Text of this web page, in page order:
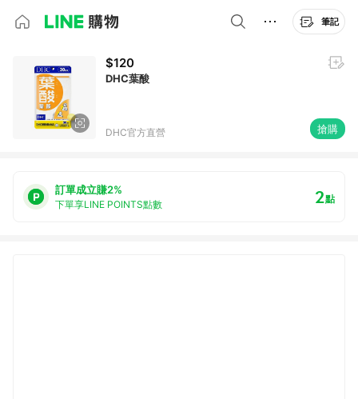
筆記
$120
DHC葉酸
DHC官方直營 搶購
訂單成立賺2%
下單享LINE POINTS點數 2點